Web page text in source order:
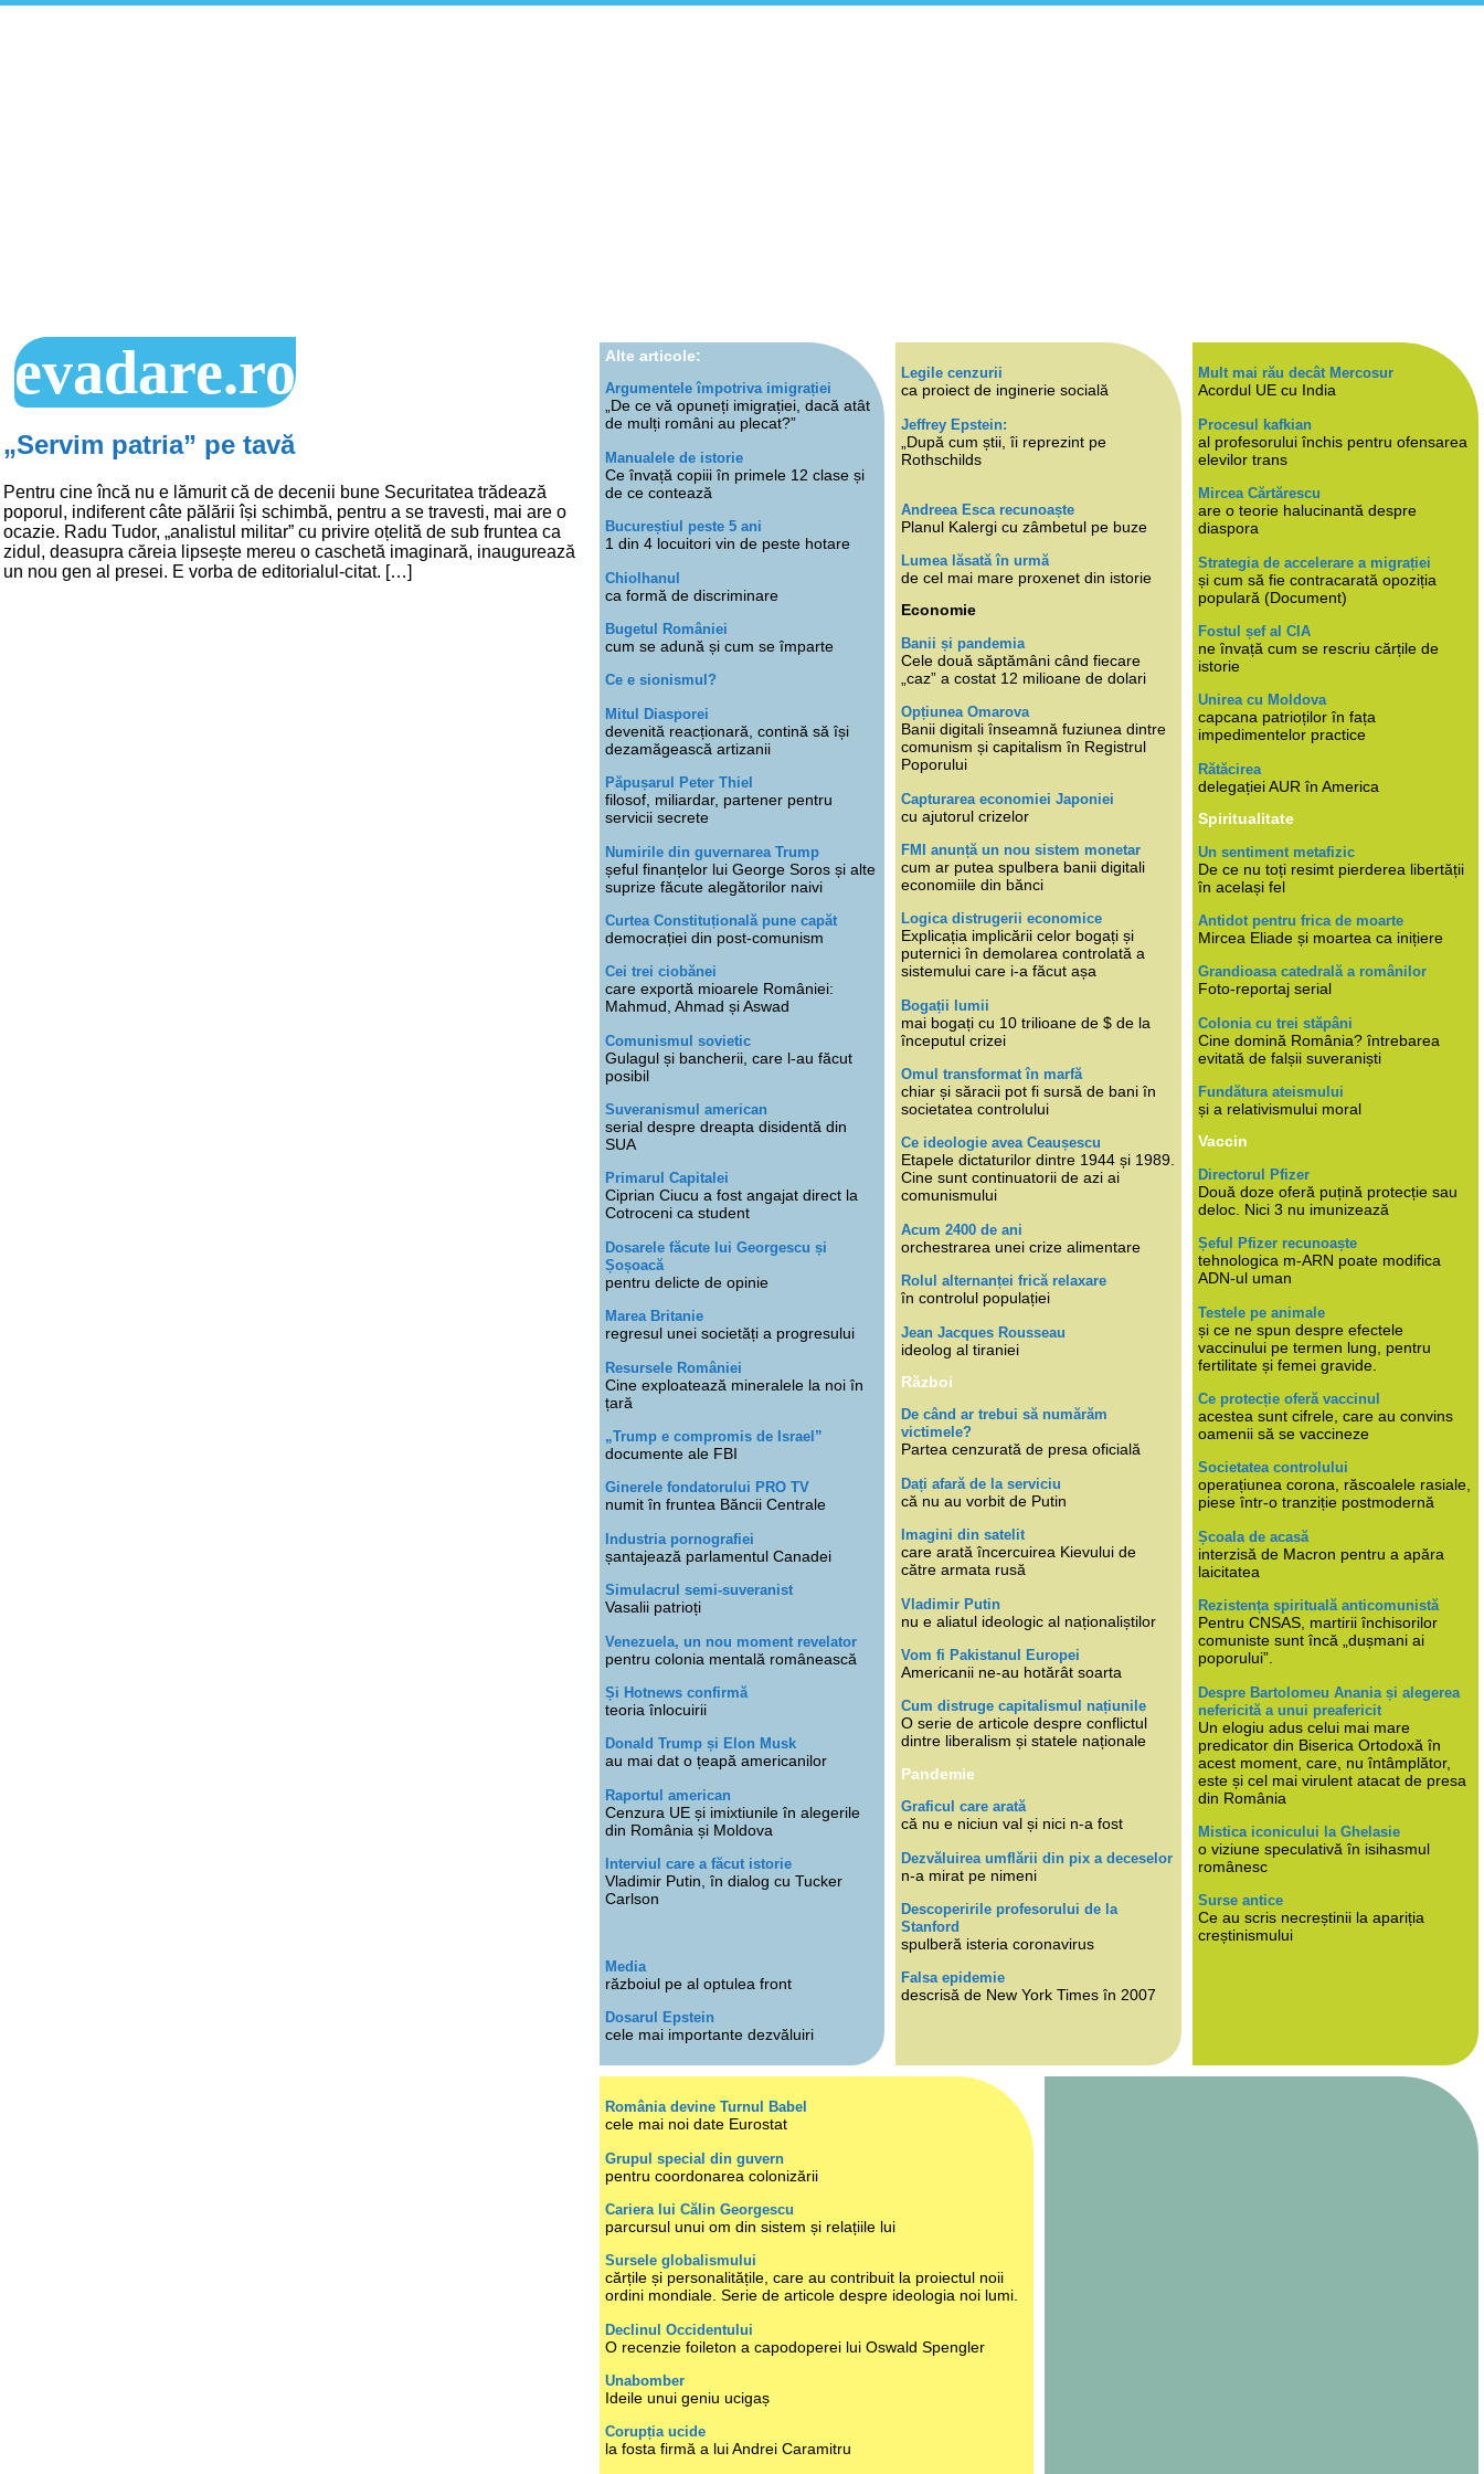
evadare.ro
„Servim patria” pe tavă
Pentru cine încă nu e lămurit că de decenii bune Securitatea trădează
poporul, indiferent câte pălării își schimbă, pentru a se travesti, mai are o
ocazie. Radu Tudor, „analistul militar” cu privire oțelită de sub fruntea ca
zidul, deasupra căreia lipsește mereu o caschetă imaginară, inaugurează
un nou gen al presei. E vorba de editorialul-citat. […]
Alte articole:
Argumentele împotriva imigrației
„De ce vă opuneți imigrației, dacă atât
de mulți români au plecat?”
Manualele de istorie
Ce învață copiii în primele 12 clase și
de ce contează
Bucureștiul peste 5 ani
1 din 4 locuitori vin de peste hotare
Chiolhanul
ca formă de discriminare
Bugetul României
cum se adună și cum se împarte
Ce e sionismul?
Mitul Diasporei
devenită reacționară, contină să își
dezamăgească artizanii
Păpușarul Peter Thiel
filosof, miliardar, partener pentru
servicii secrete
Numirile din guvernarea Trump
șeful finanțelor lui George Soros și alte
suprize făcute alegătorilor naivi
Curtea Constituțională pune capăt
democrației din post-comunism
Cei trei ciobănei
care exportă mioarele României:
Mahmud, Ahmad și Aswad
Comunismul sovietic
Gulagul și bancherii, care l-au făcut
posibil
Suveranismul american
serial despre dreapta disidentă din
SUA
Primarul Capitalei
Ciprian Ciucu a fost angajat direct la
Cotroceni ca student
Dosarele făcute lui Georgescu și
Șoșoacă
pentru delicte de opinie
Marea Britanie
regresul unei societăți a progresului
Resursele României
Cine exploatează mineralele la noi în
țară
„Trump e compromis de Israel”
documente ale FBI
Ginerele fondatorului PRO TV
numit în fruntea Băncii Centrale
Industria pornografiei
șantajează parlamentul Canadei
Simulacrul semi-suveranist
Vasalii patrioți
Venezuela, un nou moment revelator
pentru colonia mentală românească
Și Hotnews confirmă
teoria înlocuirii
Donald Trump și Elon Musk
au mai dat o țeapă americanilor
Raportul american
Cenzura UE și imixtiunile în alegerile
din România și Moldova
Interviul care a făcut istorie
Vladimir Putin, în dialog cu Tucker
Carlson
Media
războiul pe al optulea front
Dosarul Epstein
cele mai importante dezvăluiri
Legile cenzurii
ca proiect de inginerie socială
Jeffrey Epstein:
„După cum știi, îi reprezint pe
Rothschilds
Andreea Esca recunoaște
Planul Kalergi cu zâmbetul pe buze
Lumea lăsată în urmă
de cel mai mare proxenet din istorie
Economie
Banii și pandemia
Cele două săptămâni când fiecare
„caz” a costat 12 milioane de dolari
Opțiunea Omarova
Banii digitali înseamnă fuziunea dintre
comunism și capitalism în Registrul
Poporului
Capturarea economiei Japoniei
cu ajutorul crizelor
FMI anunță un nou sistem monetar
cum ar putea spulbera banii digitali
economiile din bănci
Logica distrugerii economice
Explicația implicării celor bogați și
puternici în demolarea controlată a
sistemului care i-a făcut așa
Bogații lumii
mai bogați cu 10 trilioane de $ de la
începutul crizei
Omul transformat în marfă
chiar și săracii pot fi sursă de bani în
societatea controlului
Ce ideologie avea Ceaușescu
Etapele dictaturilor dintre 1944 și 1989.
Cine sunt continuatorii de azi ai
comunismului
Acum 2400 de ani
orchestrarea unei crize alimentare
Rolul alternanței frică relaxare
în controlul populației
Jean Jacques Rousseau
ideolog al tiraniei
Război
De când ar trebui să numărăm
victimele?
Partea cenzurată de presa oficială
Dați afară de la serviciu
că nu au vorbit de Putin
Imagini din satelit
care arată încercuirea Kievului de
către armata rusă
Vladimir Putin
nu e aliatul ideologic al naționaliștilor
Vom fi Pakistanul Europei
Americanii ne-au hotărât soarta
Cum distruge capitalismul națiunile
O serie de articole despre conflictul
dintre liberalism și statele naționale
Pandemie
Graficul care arată
că nu e niciun val și nici n-a fost
Dezvăluirea umflării din pix a deceselor
n-a mirat pe nimeni
Descoperirile profesorului de la
Stanford
spulberă isteria coronavirus
Falsa epidemie
descrisă de New York Times în 2007
Mult mai rău decât Mercosur
Acordul UE cu India
Procesul kafkian
al profesorului închis pentru ofensarea
elevilor trans
Mircea Cărtărescu
are o teorie halucinantă despre
diaspora
Strategia de accelerare a migrației
și cum să fie contracarată opoziția
populară (Document)
Fostul șef al CIA
ne învață cum se rescriu cărțile de
istorie
Unirea cu Moldova
capcana patrioților în fața
impedimentelor practice
Rătăcirea
delegației AUR în America
Spiritualitate
Un sentiment metafizic
De ce nu toți resimt pierderea libertății
în același fel
Antidot pentru frica de moarte
Mircea Eliade și moartea ca inițiere
Grandioasa catedrală a românilor
Foto-reportaj serial
Colonia cu trei stăpâni
Cine domină România? întrebarea
evitată de falșii suveraniști
Fundătura ateismului
și a relativismului moral
Vaccin
Directorul Pfizer
Două doze oferă puțină protecție sau
deloc. Nici 3 nu imunizează
Șeful Pfizer recunoaște
tehnologica m-ARN poate modifica
ADN-ul uman
Testele pe animale
și ce ne spun despre efectele
vaccinului pe termen lung, pentru
fertilitate și femei gravide.
Ce protecție oferă vaccinul
acestea sunt cifrele, care au convins
oamenii să se vaccineze
Societatea controlului
operațiunea corona, răscoalele rasiale,
piese într-o tranziție postmodernă
Școala de acasă
interzisă de Macron pentru a apăra
laicitatea
Rezistența spirituală anticomunistă
Pentru CNSAS, martirii închisorilor
comuniste sunt încă „dușmani ai
poporului”.
Despre Bartolomeu Anania și alegerea
nefericită a unui preafericit
Un elogiu adus celui mai mare
predicator din Biserica Ortodoxă în
acest moment, care, nu întâmplător,
este și cel mai virulent atacat de presa
din România
Mistica iconicului la Ghelasie
o viziune speculativă în isihasmul
românesc
Surse antice
Ce au scris necreștinii la apariția
creștinismului
România devine Turnul Babel
cele mai noi date Eurostat
Grupul special din guvern
pentru coordonarea colonizării
Cariera lui Călin Georgescu
parcursul unui om din sistem și relațiile lui
Sursele globalismului
cărțile și personalitățile, care au contribuit la proiectul noii
ordini mondiale. Serie de articole despre ideologia noi lumi.
Declinul Occidentului
O recenzie foileton a capodoperei lui Oswald Spengler
Unabomber
Ideile unui geniu ucigaș
Corupția ucide
la fosta firmă a lui Andrei Caramitru